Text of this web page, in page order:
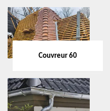
Couvreur 60